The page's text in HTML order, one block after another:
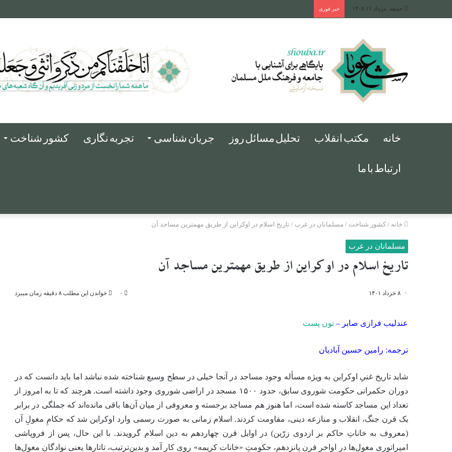
جمعه, مرداد ۱۶ ۱۴۰۵ خبر فوری
خانه مکتب انقلاب تحلیل مسائل روز جریان شناسی تجربه نگاری کشور شناخت
ارتباط با ما
خانه / کشور شناخت / مسلمانان در غرب / تاریخ اسلام در اوکراین از طریق مهمترین مساجد آن
مسلمانان در غرب
تاریخ اسلام در اوکراین از طریق مهمترین مساجد آن
۸ خرداد ۱۴۰۱ ۰ خواندن این مطلب ۸ دقیقه زمان میبرد
عندلیب فرازی صابر – نون پست
ترجمه: رامین حسین آبادیان
شاید تاریخ غنیِ اوکراین به ویژه مسأله وجود مساجد در آنجا خیلی در سطح وسیع شناخته شده نباشد اما باید دانست که در
دوران حکمرانی حکومت شوروی سابق، حدود ۱۵۰۰ مسجد در اراضی شوروی وجود داشته است. هرچند که تا به امروز از
تعداد این مساجد کاسته شده است، اما هنوز هم مساجد برجسته و معروفی از میان آن‌ها باقی مانده‌اند که جملگی در برابر
یک قرن جنگ، انقلاب و منازعه دینی، مقاومت کردند. اسلام زمانی به صورت رسمی وارد اوکراین شد که حکامِ مغولِ آن
(معروف به خاناتِ حاکم بر اردوی زرّین) در اوایل قرن چهاردهم به دین اسلام گرویدند. با این حال، پس از فروپاشی
امپراتوری مغول‌ها در اواخر قرن پانزدهم، حکومتِ «خانات کریمه» روی کار آمد و بدین‌ترتیب، تاتارها یعنی نوادگان مغول‌ها